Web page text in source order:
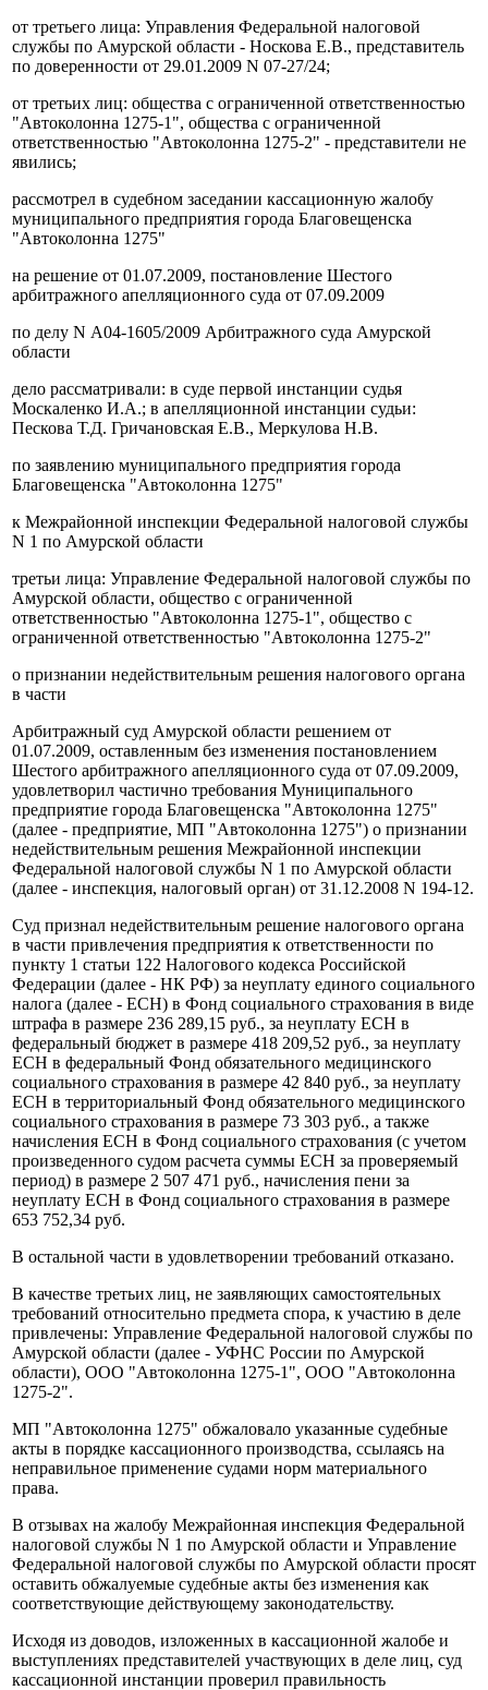
от третьего лица: Управления Федеральной налоговой
службы по Амурской области - Носкова Е.В., представитель
по доверенности от 29.01.2009 N 07-27/24;
от третьих лиц: общества с ограниченной ответственностью
"Автоколонна 1275-1", общества с ограниченной
ответственностью "Автоколонна 1275-2" - представители не
явились;
рассмотрел в судебном заседании кассационную жалобу
муниципального предприятия города Благовещенска
"Автоколонна 1275"
на решение от 01.07.2009, постановление Шестого
арбитражного апелляционного суда от 07.09.2009
по делу N А04-1605/2009 Арбитражного суда Амурской
области
дело рассматривали: в суде первой инстанции судья
Москаленко И.А.; в апелляционной инстанции судьи:
Пескова Т.Д. Гричановская Е.В., Меркулова Н.В.
по заявлению муниципального предприятия города
Благовещенска "Автоколонна 1275"
к Межрайонной инспекции Федеральной налоговой службы
N 1 по Амурской области
третьи лица: Управление Федеральной налоговой службы по
Амурской области, общество с ограниченной
ответственностью "Автоколонна 1275-1", общество с
ограниченной ответственностью "Автоколонна 1275-2"
о признании недействительным решения налогового органа
в части
Арбитражный суд Амурской области решением от
01.07.2009, оставленным без изменения постановлением
Шестого арбитражного апелляционного суда от 07.09.2009,
удовлетворил частично требования Муниципального
предприятие города Благовещенска "Автоколонна 1275"
(далее - предприятие, МП "Автоколонна 1275") о признании
недействительным решения Межрайонной инспекции
Федеральной налоговой службы N 1 по Амурской области
(далее - инспекция, налоговый орган) от 31.12.2008 N 194-12.
Суд признал недействительным решение налогового органа
в части привлечения предприятия к ответственности по
пункту 1 статьи 122 Налогового кодекса Российской
Федерации (далее - НК РФ) за неуплату единого социального
налога (далее - ЕСН) в Фонд социального страхования в виде
штрафа в размере 236 289,15 руб., за неуплату ЕСН в
федеральный бюджет в размере 418 209,52 руб., за неуплату
ЕСН в федеральный Фонд обязательного медицинского
социального страхования в размере 42 840 руб., за неуплату
ЕСН в территориальный Фонд обязательного медицинского
социального страхования в размере 73 303 руб., а также
начисления ЕСН в Фонд социального страхования (с учетом
произведенного судом расчета суммы ЕСН за проверяемый
период) в размере 2 507 471 руб., начисления пени за
неуплату ЕСН в Фонд социального страхования в размере
653 752,34 руб.
В остальной части в удовлетворении требований отказано.
В качестве третьих лиц, не заявляющих самостоятельных
требований относительно предмета спора, к участию в деле
привлечены: Управление Федеральной налоговой службы по
Амурской области (далее - УФНС России по Амурской
области), ООО "Автоколонна 1275-1", ООО "Автоколонна
1275-2".
МП "Автоколонна 1275" обжаловало указанные судебные
акты в порядке кассационного производства, ссылаясь на
неправильное применение судами норм материального
права.
В отзывах на жалобу Межрайонная инспекция Федеральной
налоговой службы N 1 по Амурской области и Управление
Федеральной налоговой службы по Амурской области просят
оставить обжалуемые судебные акты без изменения как
соответствующие действующему законодательству.
Исходя из доводов, изложенных в кассационной жалобе и
выступлениях представителей участвующих в деле лиц, суд
кассационной инстанции проверил правильность